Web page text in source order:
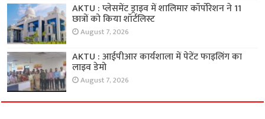
AKTU : प्लेसमेंट ड्राइव में शालिमार कॉर्पोरेशन ने 11
छात्रों को किया शॉर्टलिस्ट
August 7, 2026
AKTU : आईपीआर कार्यशाला में पेटेंट फाइलिंग का
लाइव डेमो
August 7, 2026